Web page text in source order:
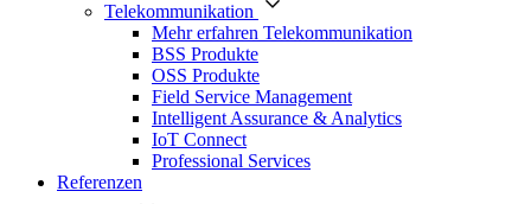
Telekommunikation
Mehr erfahren Telekommunikation
BSS Produkte
OSS Produkte
Field Service Management
Intelligent Assurance & Analytics
IoT Connect
Professional Services
Referenzen